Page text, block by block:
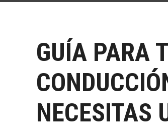
GUÍA PARA
NECESITAS